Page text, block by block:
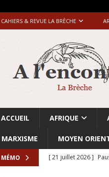
CAHIERS & REVUE LA BRÈCHE
ACCUEIL AFRIQUE
MARXISME MOYEN
MÉMO [ 21 juillet 2026 ]